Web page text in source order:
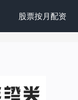
股票按月配资